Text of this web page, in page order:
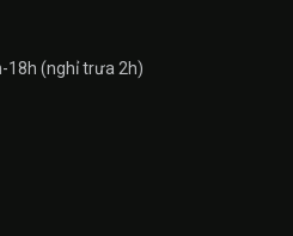
18h (nghỉ trưa 2h)